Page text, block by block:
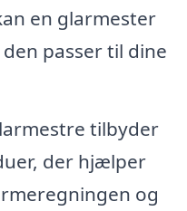
en glarmester
passer til dine
tilbyder
der hjælper
og